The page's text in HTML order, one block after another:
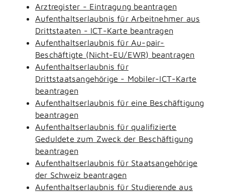
Arztregister - Eintragung beantragen
Aufenthaltserlaubnis für Arbeitnehmer aus
Drittstaaten - ICT-Karte beantragen
Aufenthaltserlaubnis für Au-pair-
Beschäftigte (Nicht-EU/EWR) beantragen
Aufenthaltserlaubnis für
Drittstaatsangehörige - Mobiler-ICT-Karte
beantragen
Aufenthaltserlaubnis für eine Beschäftigung
beantragen
Aufenthaltserlaubnis für qualifizierte
Geduldete zum Zweck der Beschäftigung
beantragen
Aufenthaltserlaubnis für Staatsangehörige
der Schweiz beantragen
Aufenthaltserlaubnis für Studierende aus